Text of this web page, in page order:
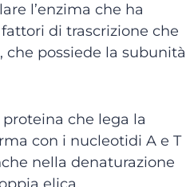
l’enzima che ha
di trascrizione che
, che possiede la subunità
proteina che lega la
con i nucleotidi A e T
nella denaturazione